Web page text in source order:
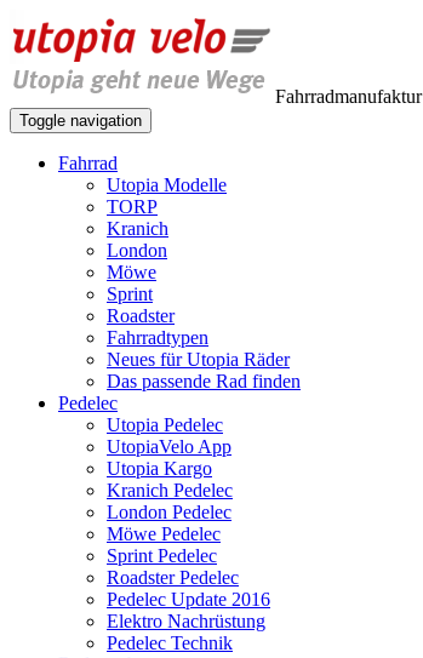
Fahrradmanufaktur
Toggle navigation
Fahrrad
Utopia Modelle
TORP
Kranich
London
Möwe
Sprint
Roadster
Fahrradtypen
Neues für Utopia Räder
Das passende Rad finden
Pedelec
Utopia Pedelec
UtopiaVelo App
Utopia Kargo
Kranich Pedelec
London Pedelec
Möwe Pedelec
Sprint Pedelec
Roadster Pedelec
Pedelec Update 2016
Elektro Nachrüstung
Pedelec Technik